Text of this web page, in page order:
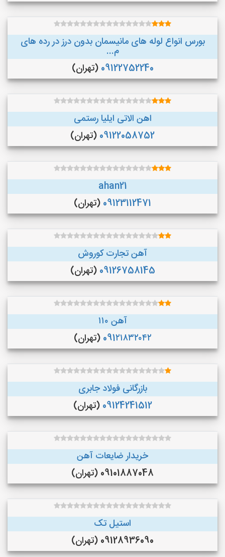
بورس انواع لوله های مانیسمان بدون درز در رده های
م...
09122752240 (تهران)
اهن الاتی ایلیا رستمی
09122058752 (تهران)
ahan21
09123112471 (تهران)
آهن تجارت کوروش
09126758145 (تهران)
آهن ۱۱۰
091۲۱۸۳۲۰۴۲ (تهران)
بازرگانی فولاد جابری
09124241512 (تهران)
خریدار ضایعات آهن
09101887048 (تهران)
استیل تک
09128936090 (تهران)